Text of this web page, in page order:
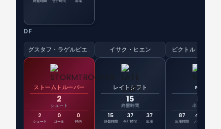
DF
グスタフ・ラゲルビエルケ
ストームトルーパー
2
シュート
2
シュート
0
ゴール
0
枠内
イサク・ヒエン
レイトシフト
15
終盤時間
15
終盤時間
37
合計時間
37
出場
ビクトル・リンデ
NPC
87
出場時間
87
出場時間
43%
パス精度